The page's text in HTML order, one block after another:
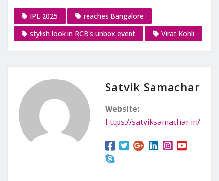
IPL 2025
reaches Bangalore
stylish look in RCB's unbox event
Virat Kohli
Satvik Samachar
Website:
https://satviksamachar.in/